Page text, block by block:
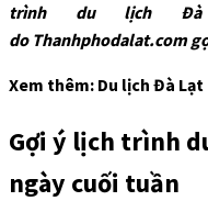
trình du lịch
do Thanhphodalat.com
Xem thêm: Du lịch Đà Lạt
Gợi ý lịch trình
ngày cuối tuần